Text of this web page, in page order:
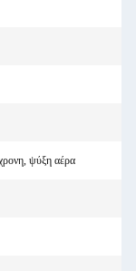
ψύξη αέρα